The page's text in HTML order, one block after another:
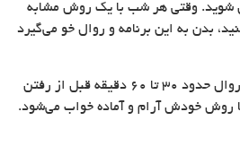
شوید. وقتی هر شب با یک روش مشابه
بدن به این برنامه و روال خو می‌گیرد
بهترین زمان برای شروع این روال حدود 30 تا 60 دقیقه قبل از رفتن
روش خودش آرام و آماده خواب می‌شود.